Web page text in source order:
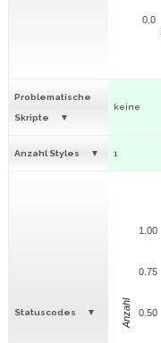
0.0
Problematische
Skripte
keine
Anzahl Styles 1
Statuscodes 0.50
0.75
1.00
Anzahl